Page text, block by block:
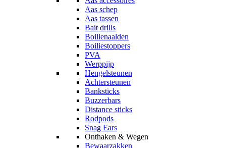
Aas schep
Aas tassen
Bait drills
Boilienaalden
Boiliestoppers
PVA
Werppijp
Hengelsteunen
Achtersteunen
Banksticks
Buzzerbars
Distance sticks
Rodpods
Snag Ears
Onthaken & Wegen
Bewaarzakken